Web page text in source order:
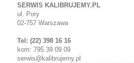
SERWIS KALIBRUJEMY.PL
ul. Pory
02-757 Warszawa
Tel: (22) 398 16 16
kom: 795 39 09 09
serwis@kalibrujemy.pl